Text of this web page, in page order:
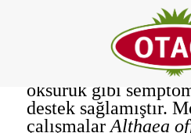
officinalis,
cinsine ait
kökenli çok yıllık
çağlardan beri bitki;
öksürük gibi
destek sağlamıştır.
çalışmalar Althaea